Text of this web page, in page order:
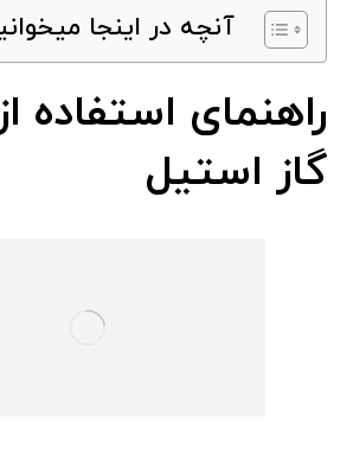
آنچه در اینجا
راهنمای استفاده
گاز استیل